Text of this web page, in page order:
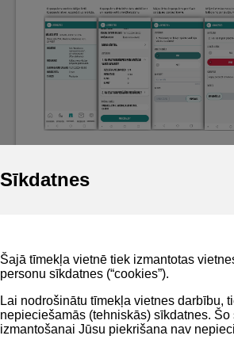
Sīkdatnes
Šajā tīmekļa vietnē tiek izmantotas
personu sīkdatnes (“cookies”).
Lai nodrošinātu tīmekļa vietnes darbību,
nepieciešamās (tehniskās) sīkdatnes. Šo
izmantošanai Jūsu piekrišana nav